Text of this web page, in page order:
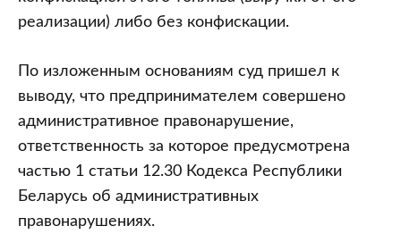
реализации) либо без конфискации.
По изложенным основаниям суд пришел к
выводу, что предпринимателем совершено
административное правонарушение,
ответственность за которое предусмотрена
частью 1 статьи 12.30 Кодекса Республики
Беларусь об административных
правонарушениях.